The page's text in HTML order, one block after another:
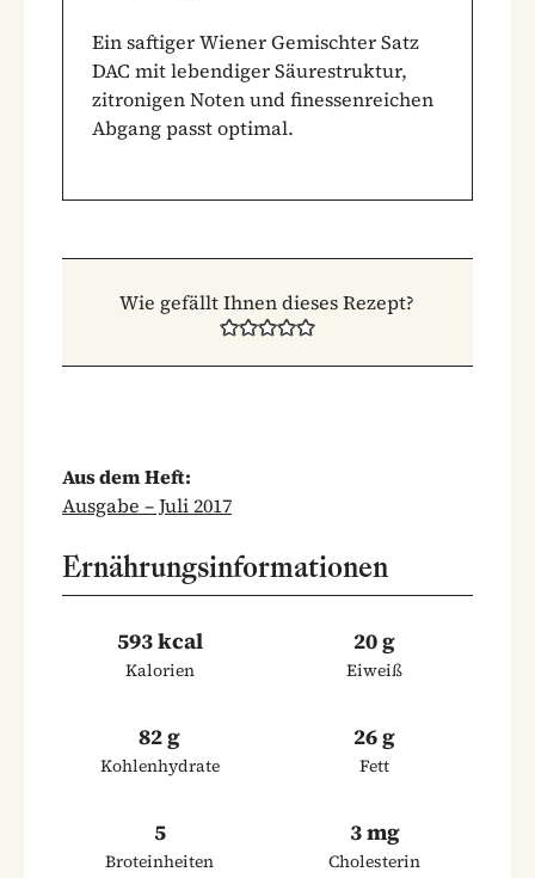
Ein saftiger Wiener Gemischter Satz
DAC mit lebendiger Säurestruktur,
zitronigen Noten und finessenreichen
Abgang passt optimal.
Wie gefällt Ihnen dieses Rezept?
Aus dem Heft:
Ausgabe – Juli 2017
Ernährungsinformationen
593 kcal
Kalorien
20 g
Eiweiß
82 g
Kohlenhydrate
26 g
Fett
5
Broteinheiten
3 mg
Cholesterin